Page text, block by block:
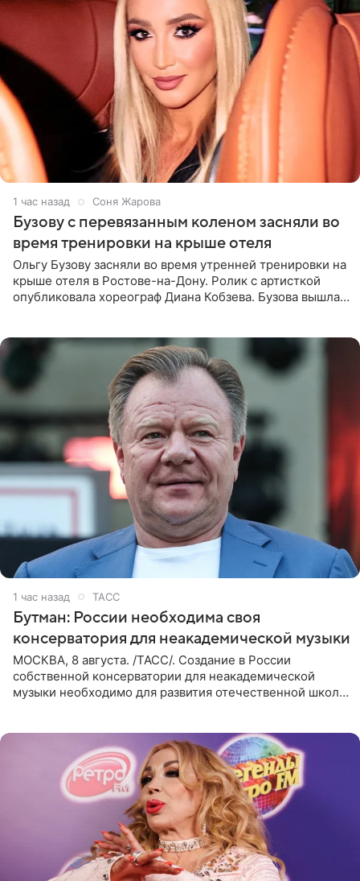
1 час назад Соня Жарова
Бузову с перевязанным коленом засняли во
время тренировки на крыше отеля
Ольгу Бузову засняли во время утренней тренировки на
крыше отеля в Ростове-на-Дону. Ролик с артисткой
опубликовала хореограф Диана Кобзева. Бузова вышла
1 час назад ТАСС
Бутман: России необходима своя
консерватория для неакадемической музыки
МОСКВА, 8 августа. /ТАСС/. Создание в России
собственной консерватории для неакадемической
музыки необходимо для развития отечественной школы